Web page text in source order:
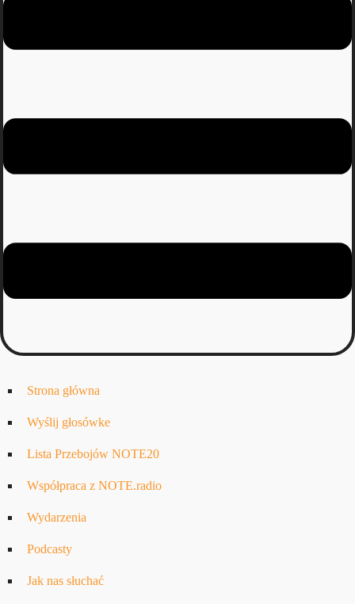
Strona główna
Wyślij głosówke
Lista Przebojów NOTE20
Współpraca z NOTE.radio
Wydarzenia
Podcasty
Jak nas słuchać